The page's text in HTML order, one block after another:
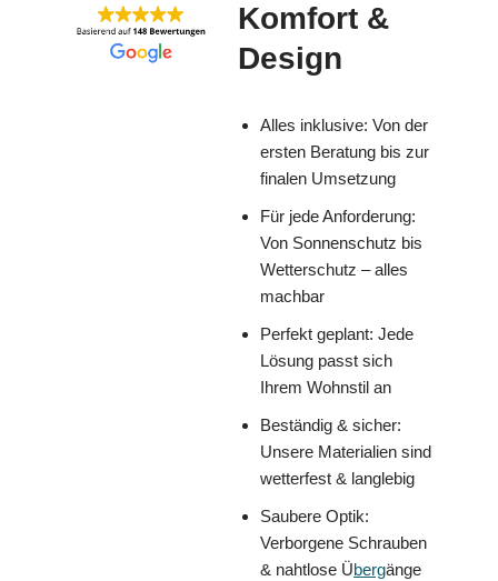
Komfort &
Design
Alles inklusive: Von der
ersten Beratung bis zur
finalen Umsetzung
Für jede Anforderung:
Von Sonnenschutz bis
Wetterschutz – alles
machbar
Perfekt geplant: Jede
Lösung passt sich
Ihrem Wohnstil an
Beständig & sicher:
Unsere Materialien sind
wetterfest & langlebig
Saubere Optik:
Verborgene Schrauben
& nahtlose Übergänge